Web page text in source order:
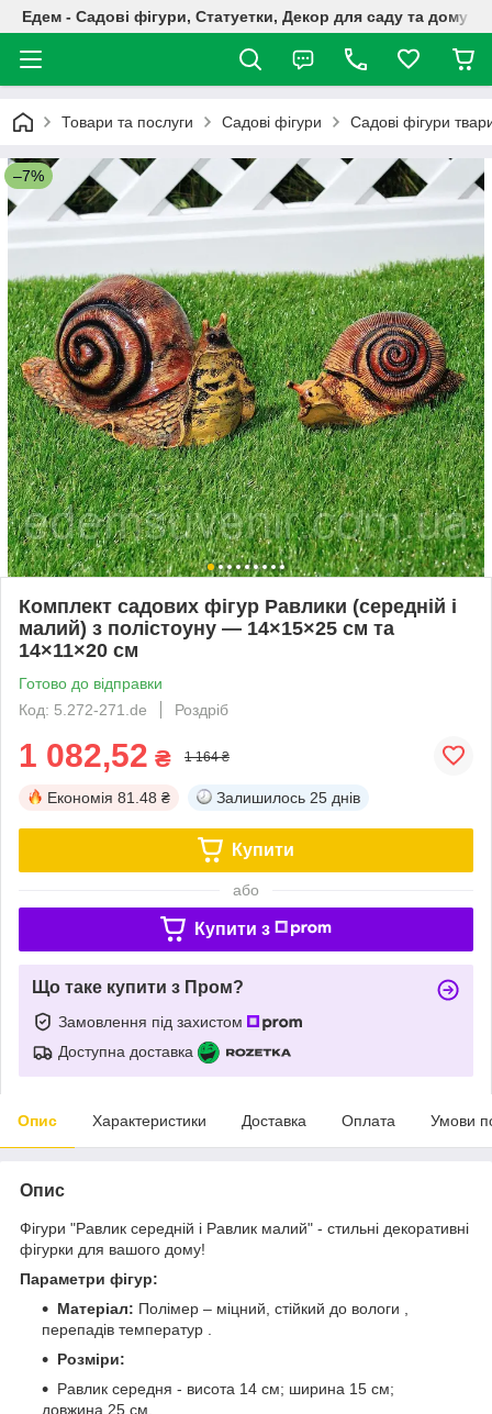
Едем - Садові фігури, Статуетки, Декор для саду та дому
Товари та послуги Садові фігури Садові фігури
–7%
Комплект садових фігур Равлики (середній і
малий) з полістоуну — 14×15×25 см та
14×11×20 см
Готово до відправки
Код: 5.272-271.de
Роздріб
1 082,52 ₴ 1 164 ₴
Економія 81.48 ₴ Залишилось 25 днів
Купити
або
Купити з
Що таке купити з Пром?
Замовлення під захистом
Доступна доставка
Опис Характеристики Доставка Оплата Умови
Опис
Фігури "Равлик середній і Равлик малий" - стильні декоративні
фігурки для вашого дому!
Параметри фігур:
Матеріал: Полімер – міцний, стійкий до вологи ,
перепадів температур .
Розміри:
Равлик середня - висота 14 см; ширина 15 см;
довжина 25 см.